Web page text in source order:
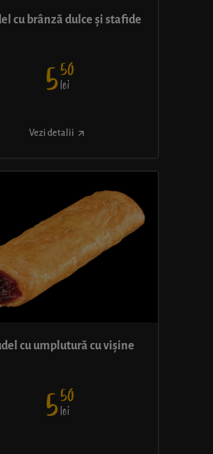
cu brânză dulce și stafide
550
lei
Vezi detalii
cu umplutură cu vișine
550
lei